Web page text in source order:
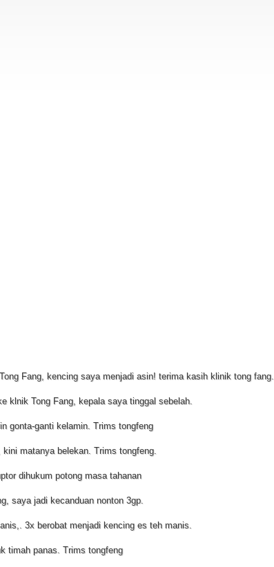
Fang, kencing saya menjadi asin! terima kasih klinik tong fang.
klnik Tong Fang, kepala saya tinggal sebelah.
gonta-ganti kelamin. Trims tongfeng
matanya belekan. Trims tongfeng.
dihukum potong masa tahanan
saya jadi kecanduan nonton 3gp.
3x berobat menjadi kencing es teh manis.
timah panas. Trims tongfeng